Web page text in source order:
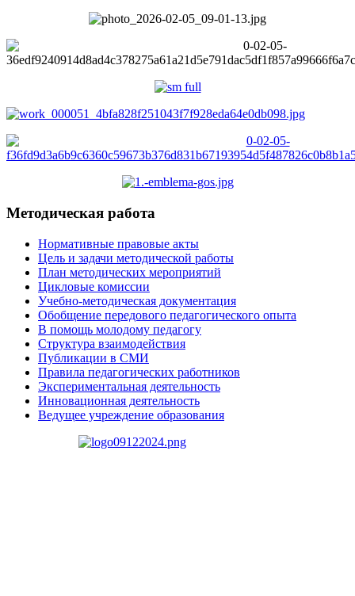
Методическая работа
Нормативные правовые акты
Цель и задачи методической работы
План методических мероприятий
Цикловые комиссии
Учебно-методическая документация
Обобщение передового педагогического опыта
В помощь молодому педагогу
Структура взаимодействия
Публикации в СМИ
Правила педагогических работников
Экспериментальная деятельность
Инновационная деятельность
Ведущее учреждение образования